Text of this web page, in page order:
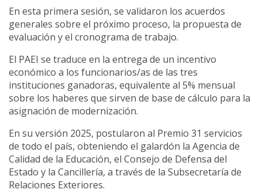
En esta primera sesión, se validaron los acuerdos
generales sobre el próximo proceso, la propuesta de
evaluación y el cronograma de trabajo.
El PAEI se traduce en la entrega de un incentivo
económico a los funcionarios/as de las tres
instituciones ganadoras, equivalente al 5% mensual
sobre los haberes que sirven de base de cálculo para la
asignación de modernización.
En su versión 2025, postularon al Premio 31 servicios
de todo el país, obteniendo el galardón la Agencia de
Calidad de la Educación, el Consejo de Defensa del
Estado y la Cancillería, a través de la Subsecretaría de
Relaciones Exteriores.